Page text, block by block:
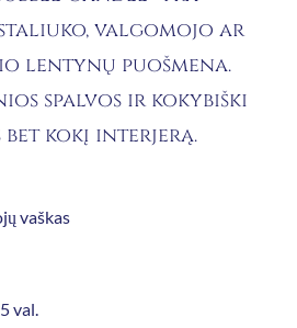
valgomojo ar
lentynų puošmena.
spalvos ir kokybiški
bet kokį interjerą.
vaškas
val.